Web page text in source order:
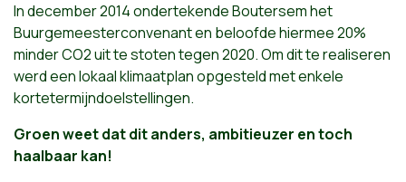
In december 2014 ondertekende Boutersem het
Buurgemeesterconvenant en beloofde hiermee 20%
minder CO2 uit te stoten tegen 2020. Om dit te realiseren
werd een lokaal klimaatplan opgesteld met enkele
kortetermijndoelstellingen.
Groen weet dat dit anders, ambitieuzer en toch
haalbaar kan!